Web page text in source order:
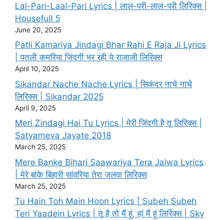
Lal-Pari-Laal-Pari Lyrics | लाल-परी-लाल-परी लिरिक्स |
Housefull 5
June 20, 2025
Patli Kamariya Jindagi Bhar Rahi E Raja Ji Lyrics
| पतली कमरिया जिंदगी भर रही ये राजाजी लिरिक्स
April 10, 2025
Sikandar Nache Nache Lyrics | सिकंदर नाचे नाचे
लिरिक्स | Sikandar 2025
April 9, 2025
Meri Zindagi Hai Tu Lyrics | मेरी जिंदगी है तू लिरिक्स |
Satyameva Jayate 2018
March 25, 2025
Mere Banke Bihari Saawariya Tera Jalwa Lyrics
| मेरे बांके बिहारी सांवरिया तेरा जलवा लिरिक्स
March 25, 2025
Tu Hain Toh Main Hoon Lyrics | Subeh Subeh
Teri Yaadein Lyrics | तू है तो मैं हूं, हां मैं हूं लिरिक्स | Sky